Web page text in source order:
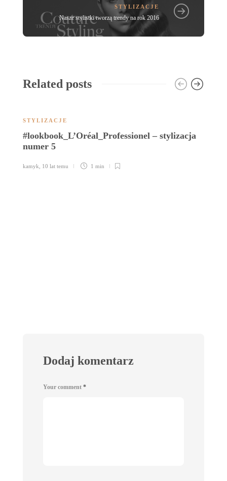
STYLIZACJE
Nasze stylistki tworzą trendy na rok 2016
Related posts
STYLIZACJE
#lookbook_L’Oréal_Professionel – stylizacja
numer 5
kamyk 10 lat temu 1 min
Dodaj komentarz
Your comment *